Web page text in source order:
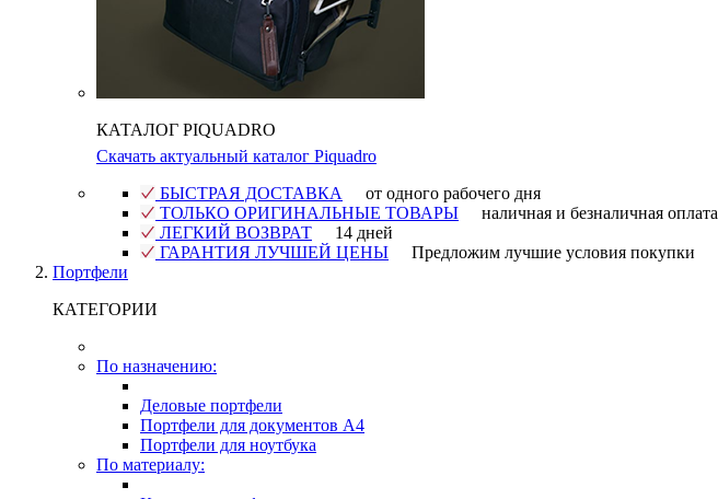
КАТАЛОГ PIQUADRO
Скачать актуальный каталог Piquadro
БЫСТРАЯ ДОСТАВКА
от одного рабочего дня
ТОЛЬКО ОРИГИНАЛЬНЫЕ ТОВАРЫ
наличная и безналичная оплата
ЛЕГКИЙ ВОЗВРАТ
14 дней
ГАРАНТИЯ ЛУЧШЕЙ ЦЕНЫ
Предложим лучшие условия покупки
Портфели
КАТЕГОРИИ
По назначению:
Деловые портфели
Портфели для документов A4
Портфели для ноутбука
По материалу: